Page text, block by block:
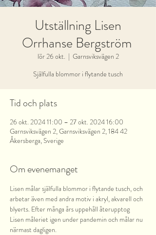
Utställning Lisen
Orrhanse Bergström
lör 26 okt.
  |
Garnsviksvägen 2
Själfulla blommor i flytande tusch
Tid och plats
26 okt. 2024 11:00 – 27 okt. 2024 16:00
Garnsviksvägen 2, Garnsviksvägen 2, 184 42
Åkersberga, Sverige
Om evenemanget
Lisen målar själfulla blommor i flytande tusch, och
arbetar även med andra motiv i akryl, akvarell och
blyerts. Efter många års uppehåll återupptog
Lisen måleriet igen under pandemin och målar nu
närmast dagligen.